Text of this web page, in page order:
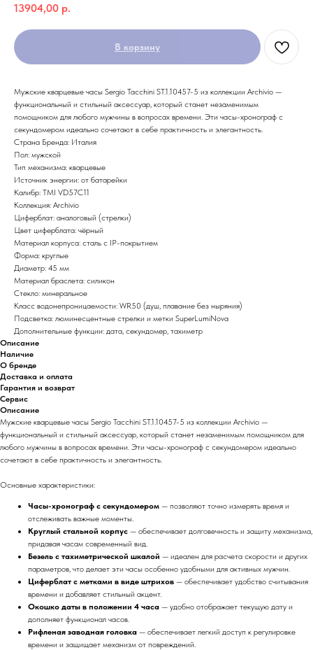
13904,00 р.
В корзину
Мужские кварцевые часы Sergio Tacchini ST.1.10457-5 из коллекции Archivio —
функциональный и стильный аксессуар, который станет незаменимым
помощником для любого мужчины в вопросах времени. Эти часы-хронограф с
секундомером идеально сочетают в себе практичность и элегантность.
Страна Бренда: Италия
Пол: мужской
Тип механизма: кварцевые
Источник энергии: от батарейки
Калибр: TMI VD57C11
Коллекция: Archivio
Циферблат: аналоговый (стрелки)
Цвет циферблата: чёрный
Материал корпуса: сталь с IP-покрытием
Форма: круглые
Диаметр: 45 мм
Материал браслета: силикон
Стекло: минеральное
Класс водонепроницаемости: WR50 (душ, плавание без ныряния)
Подсветка: люминесцентные стрелки и метки SuperLumiNova
Дополнительные функции: дата, секундомер, тахиметр
Описание
Наличие
О бренде
Доставка и оплата
Гарантия и возврат
Сервис
Описание
Мужские кварцевые часы Sergio Tacchini ST.1.10457-5 из коллекции Archivio —
функциональный и стильный аксессуар, который станет незаменимым помощником для
любого мужчины в вопросах времени. Эти часы-хронограф с секундомером идеально
сочетают в себе практичность и элегантность.
Основные характеристики:
Часы-хронограф с секундомером — позволяют точно измерять время и
отслеживать важные моменты.
Круглый стальной корпус — обеспечивает долговечность и защиту механизма,
придавая часам современный вид.
Безель с тахиметрической шкалой — идеален для расчета скорости и других
параметров, что делает эти часы особенно удобными для активных мужчин.
Циферблат с метками в виде штрихов — обеспечивает удобство считывания
времени и добавляет стильный акцент.
Окошко даты в положении 4 часа — удобно отображает текущую дату и
дополняет функционал часов.
Рифленая заводная головка — обеспечивает легкий доступ к регулировке
времени и защищает механизм от повреждений.